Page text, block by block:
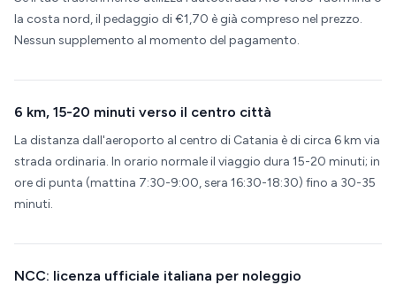
la costa nord, il pedaggio di €1,70 è già compreso nel prezzo.
Nessun supplemento al momento del pagamento.
6 km, 15-20 minuti verso il centro città
La distanza dall'aeroporto al centro di Catania è di circa 6 km via
strada ordinaria. In orario normale il viaggio dura 15-20 minuti; in
ore di punta (mattina 7:30-9:00, sera 16:30-18:30) fino a 30-35
minuti.
NCC: licenza ufficiale italiana per noleggio